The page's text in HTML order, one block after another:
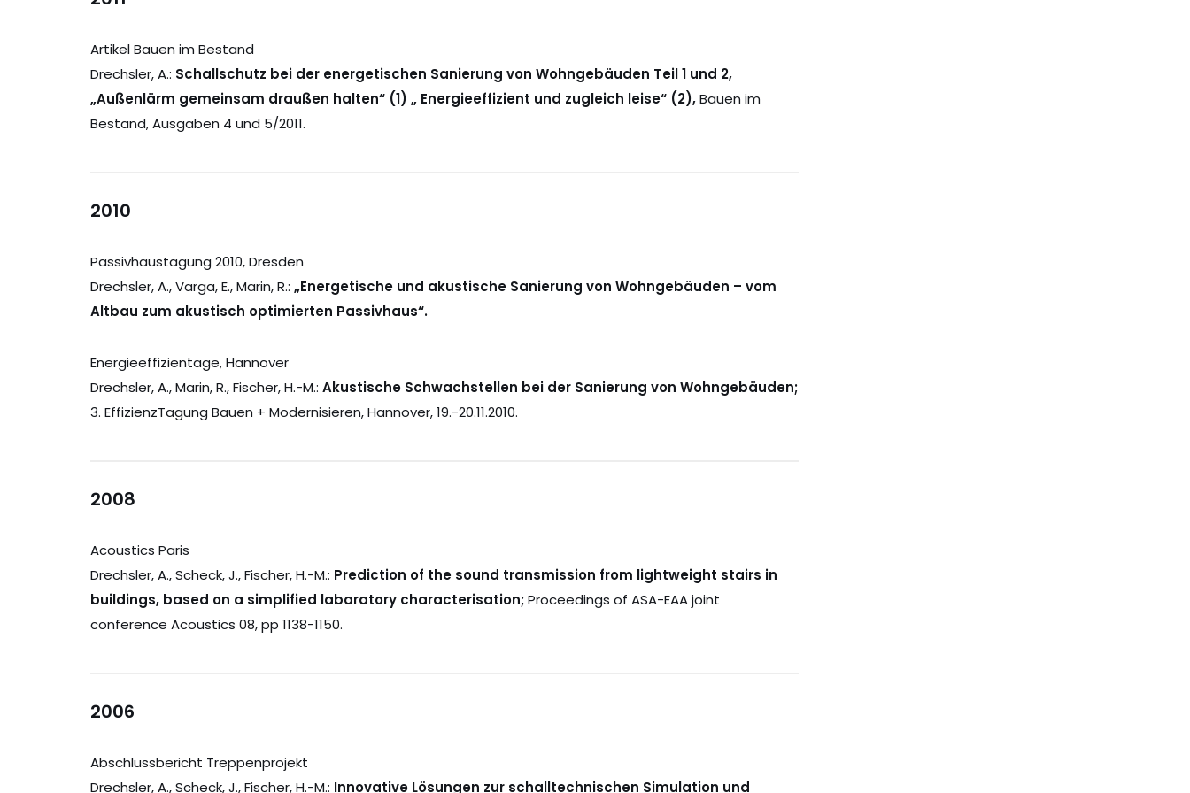
Artikel Bauen im Bestand
Drechsler, A.: Schallschutz bei der energetischen Sanierung von Wohngebäuden Teil 1 und 2,
„Außenlärm gemeinsam draußen halten“ (1) „ Energieeffizient und zugleich leise“ (2),Bauen im
Bestand, Ausgaben 4 und 5/2011.
2010
Passivhaustagung 2010, Dresden
Drechsler, A., Varga, E., Marin, R.: „Energetische und akustische Sanierung von Wohngebäuden – vom
Altbau zum akustisch optimierten Passivhaus“.
Energieeffizientage, Hannover
Drechsler, A., Marin, R., Fischer, H.-M.: Akustische Schwachstellen bei der Sanierung von Wohngebäuden;
3. EffizienzTagung Bauen + Modernisieren, Hannover, 19.-20.11.2010.
2008
Acoustics Paris
Drechsler, A., Scheck, J., Fischer, H.-M.: Prediction of the sound transmission from lightweight stairs in
buildings, based on a simplified labaratory characterisation;Proceedings of ASA-EAA joint
conference Acoustics 08, pp 1138-1150.
2006
Abschlussbericht Treppenprojekt
Drechsler, A., Scheck, J., Fischer, H.-M.: Innovative Lösungen zur schalltechnischen Simulation und